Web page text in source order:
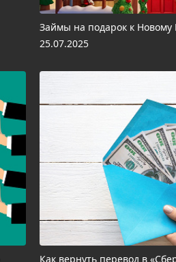
Займы на подарок к Новому
25.07.2025
Как вернуть перевод в